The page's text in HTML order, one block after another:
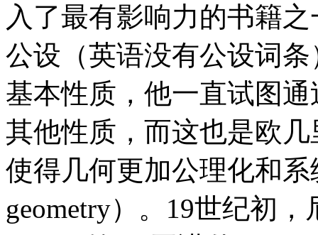
入了最有影响力的书籍
公设（英语没有公设词
基本性质，他一直试图
其他性质，而这也是欧
使得几何更加公理化和系
geometry）。19世纪初